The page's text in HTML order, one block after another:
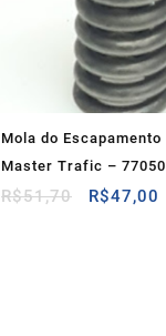
Mola do Escapamento
Master Trafic –
R$51,70
O
R$47,00